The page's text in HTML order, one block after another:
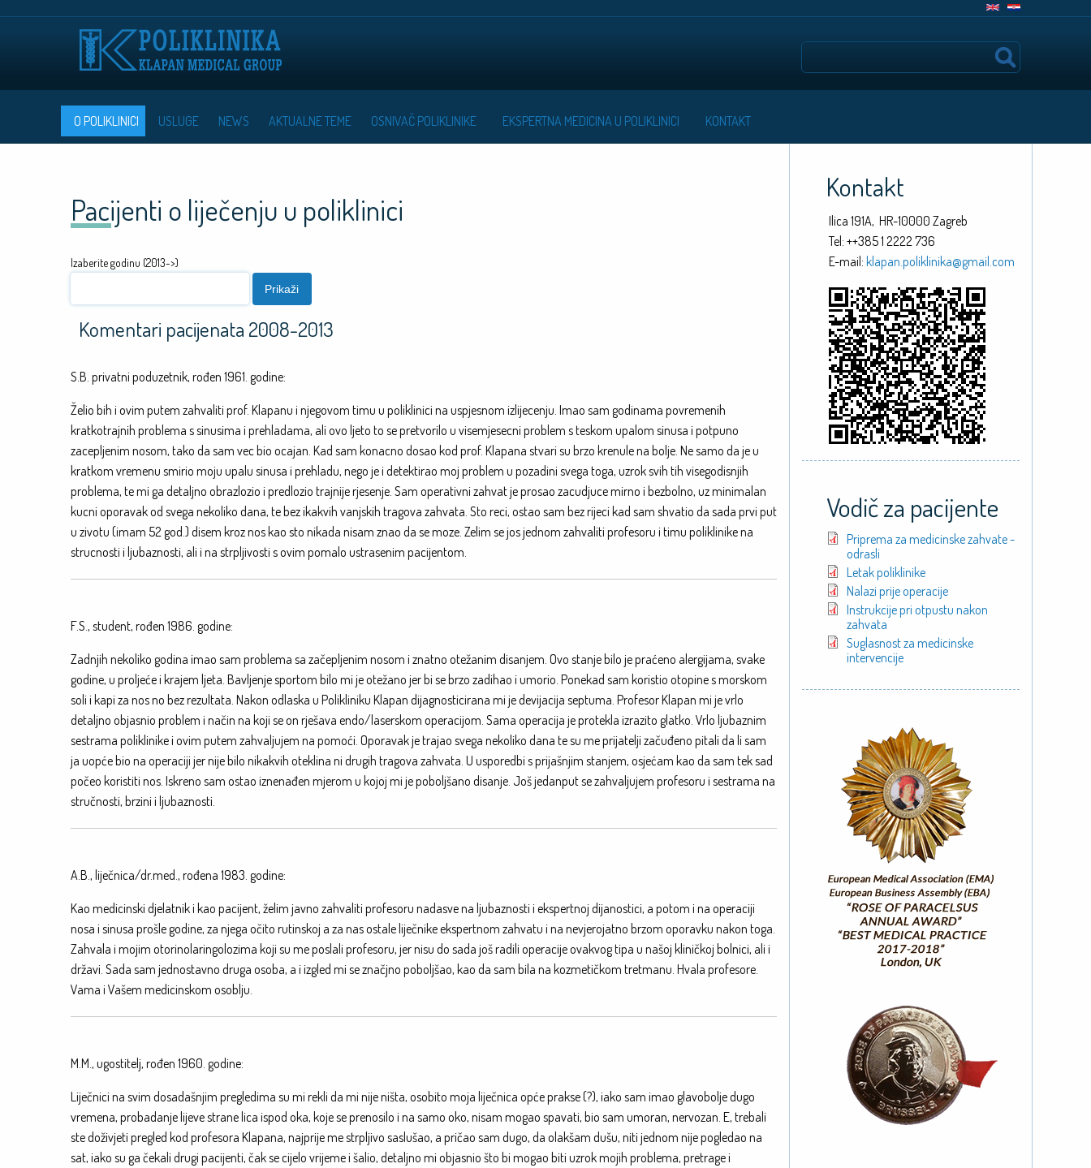
Main
navigation
O POLIKLINICI USLUGE NEWS AKTUALNE TEME OSNIVAČ POLIKLINIKE EKSPERTNA MEDICINA U POLIKLINICI KONTAKT
Pacijenti o liječenju u poliklinici
Izaberite godinu (2013->)
Komentari pacijenata 2008-2013
S.B. privatni poduzetnik, rođen 1961. godine:
Želio bih i ovim putem zahvaliti prof. Klapanu i njegovom timu u poliklinici na uspjesnom izlijecenju. Imao sam godinama povremenih
kratkotrajnih problema s sinusima i prehladama, ali ovo ljeto to se pretvorilo u visemjesecni problem s teskom upalom sinusa i potpuno
zacepljenim nosom, tako da sam vec bio ocajan. Kad sam konacno dosao kod prof. Klapana stvari su brzo krenule na bolje. Ne samo da je u
kratkom vremenu smirio moju upalu sinusa i prehladu, nego je i detektirao moj problem u pozadini svega toga, uzrok svih tih visegodisnjih
problema, te mi ga detaljno obrazlozio i predlozio trajnije rjesenje. Sam operativni zahvat je prosao zacudjuce mirno i bezbolno, uz minimalan
kucni oporavak od svega nekoliko dana, te bez ikakvih vanjskih tragova zahvata. Sto reci, ostao sam bez rijeci kad sam shvatio da sada prvi put
u zivotu (imam 52 god.) disem kroz nos kao sto nikada nisam znao da se moze. Zelim se jos jednom zahvaliti profesoru i timu poliklinike na
strucnosti i ljubaznosti, ali i na strpljivosti s ovim pomalo ustrasenim pacijentom.
F.S., student, rođen 1986. godine:
Zadnjih nekoliko godina imao sam problema sa začepljenim nosom i znatno otežanim disanjem. Ovo stanje bilo je praćeno alergijama, svake
godine, u proljeće i krajem ljeta. Bavljenje sportom bilo mi je otežano jer bi se brzo zadihao i umorio. Ponekad sam koristio otopine s morskom
soli i kapi za nos no bez rezultata. Nakon odlaska u Polikliniku Klapan dijagnosticirana mi je devijacija septuma. Profesor Klapan mi je vrlo
detaljno objasnio problem i način na koji se on rješava endo/laserskom operacijom. Sama operacija je protekla izrazito glatko. Vrlo ljubaznim
sestrama poliklinike i ovim putem zahvaljujem na pomoći. Oporavak je trajao svega nekoliko dana te su me prijatelji začuđeno pitali da li sam
ja uopće bio na operaciji jer nije bilo nikakvih oteklina ni drugih tragova zahvata. U usporedbi s prijašnjim stanjem, osjećam kao da sam tek sad
počeo koristiti nos. Iskreno sam ostao iznenađen mjerom u kojoj mi je poboljšano disanje. Još jedanput se zahvaljujem profesoru i sestrama na
stručnosti, brzini i ljubaznosti.
A.B., liječnica/dr.med., rođena 1983. godine:
Kao medicinski djelatnik i kao pacijent, želim javno zahvaliti profesoru nadasve na ljubaznosti i ekspertnoj dijanostici, a potom i na operaciji
nosa i sinusa prošle godine, za njega očito rutinskoj a za nas ostale liječnike ekspertnom zahvatu i na nevjerojatno brzom oporavku nakon toga.
Zahvala i mojim otorinolaringolozima koji su me poslali profesoru, jer nisu do sada još radili operacije ovakvog tipa u našoj kliničkoj bolnici, ali i
državi. Sada sam jednostavno druga osoba, a i izgled mi se značjno poboljšao, kao da sam bila na kozmetičkom tretmanu. Hvala profesore.
Vama i Vašem medicinskom osoblju.
M.M., ugostitelj, rođen 1960. godine:
Liječnici na svim dosadašnjim pregledima su mi rekli da mi nije ništa, osobito moja liječnica opće prakse (?), iako sam imao glavobolje dugo
vremena, probadanje lijeve strane lica ispod oka, koje se prenosilo i na samo oko, nisam mogao spavati, bio sam umoran, nervozan. E, trebali
ste doživjeti pregled kod profesora Klapana, najprije me strpljivo saslušao, a pričao sam dugo, da olakšam dušu, niti jednom nije pogledao na
sat, iako su ga čekali drugi pacijenti, čak se cijelo vrijeme i šalio, detaljno mi objasnio što bi mogao biti uzrok mojih problema, pretrage i
Kontakt
Ilica 191A, HR-10000 Zagreb
Tel: ++385 1 2222 736
E-mail: klapan.poliklinika@gmail.com
Vodič za pacijente
Priprema za medicinske zahvate -
odrasli
Letak poliklinike
Nalazi prije operacije
Instrukcije pri otpustu nakon
zahvata
Suglasnost za medicinske
intervencije